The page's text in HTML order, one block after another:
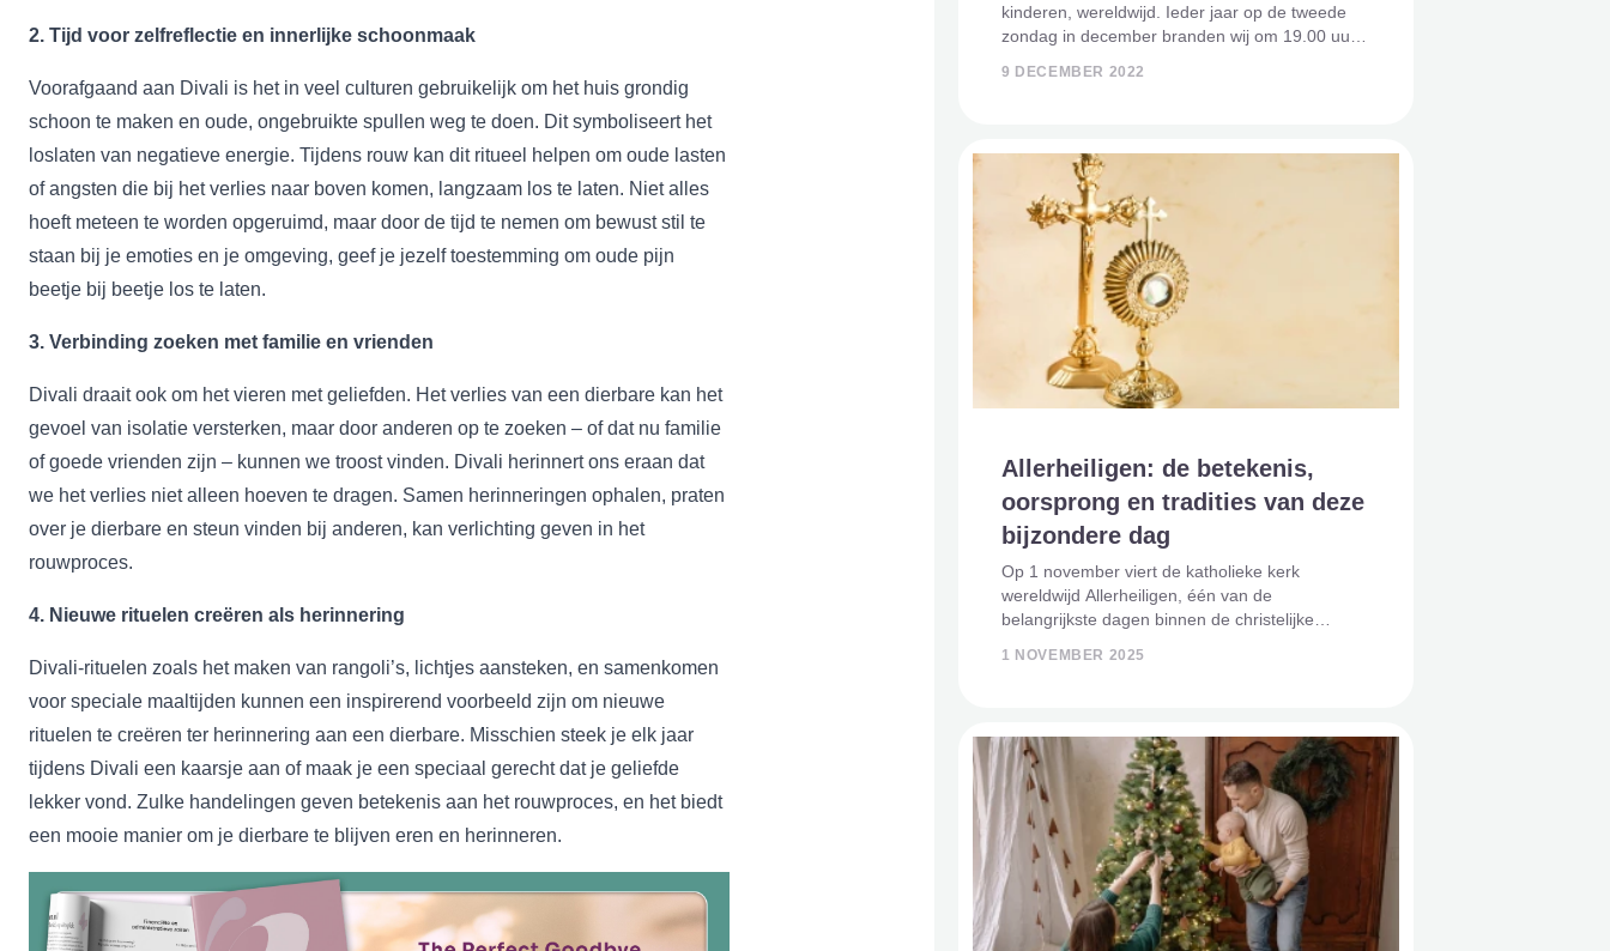
2. Tijd voor zelfreflectie en innerlijke schoonmaak
Voorafgaand aan Divali is het in veel culturen gebruikelijk om het huis grondig
schoon te maken en oude, ongebruikte spullen weg te doen. Dit symboliseert het
loslaten van negatieve energie. Tijdens rouw kan dit ritueel helpen om oude lasten
of angsten die bij het verlies naar boven komen, langzaam los te laten. Niet alles
hoeft meteen te worden opgeruimd, maar door de tijd te nemen om bewust stil te
staan bij je emoties en je omgeving, geef je jezelf toestemming om oude pijn
beetje bij beetje los te laten.
3. Verbinding zoeken met familie en vrienden
Divali draait ook om het vieren met geliefden. Het verlies van een dierbare kan het
gevoel van isolatie versterken, maar door anderen op te zoeken – of dat nu familie
of goede vrienden zijn – kunnen we troost vinden. Divali herinnert ons eraan dat
we het verlies niet alleen hoeven te dragen. Samen herinneringen ophalen, praten
over je dierbare en steun vinden bij anderen, kan verlichting geven in het
rouwproces.
4. Nieuwe rituelen creëren als herinnering
Divali-rituelen zoals het maken van rangoli’s, lichtjes aansteken, en samenkomen
voor speciale maaltijden kunnen een inspirerend voorbeeld zijn om nieuwe
rituelen te creëren ter herinnering aan een dierbare. Misschien steek je elk jaar
tijdens Divali een kaarsje aan of maak je een speciaal gerecht dat je geliefde
lekker vond. Zulke handelingen geven betekenis aan het rouwproces, en het biedt
een mooie manier om je dierbare te blijven eren en herinneren.
kinderen, wereldwijd. Ieder jaar op de tweede
zondag in december branden wij om 19.00 uur
9 DECEMBER 2022
Allerheiligen: de betekenis,
oorsprong en tradities van deze
bijzondere dag
Op 1 november viert de katholieke kerk
wereldwijd Allerheiligen, één van de
belangrijkste dagen binnen de christelijke
1 NOVEMBER 2025